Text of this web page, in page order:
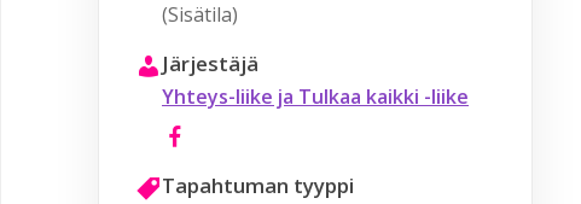
(Sisätila)
Järjestäjä
Yhteys-liike ja Tulkaa kaikki -liike
Tapahtuman tyyppi